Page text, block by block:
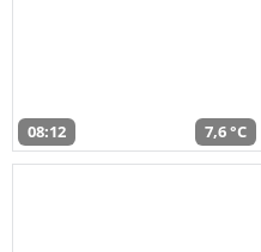
08:12 7,6 °C